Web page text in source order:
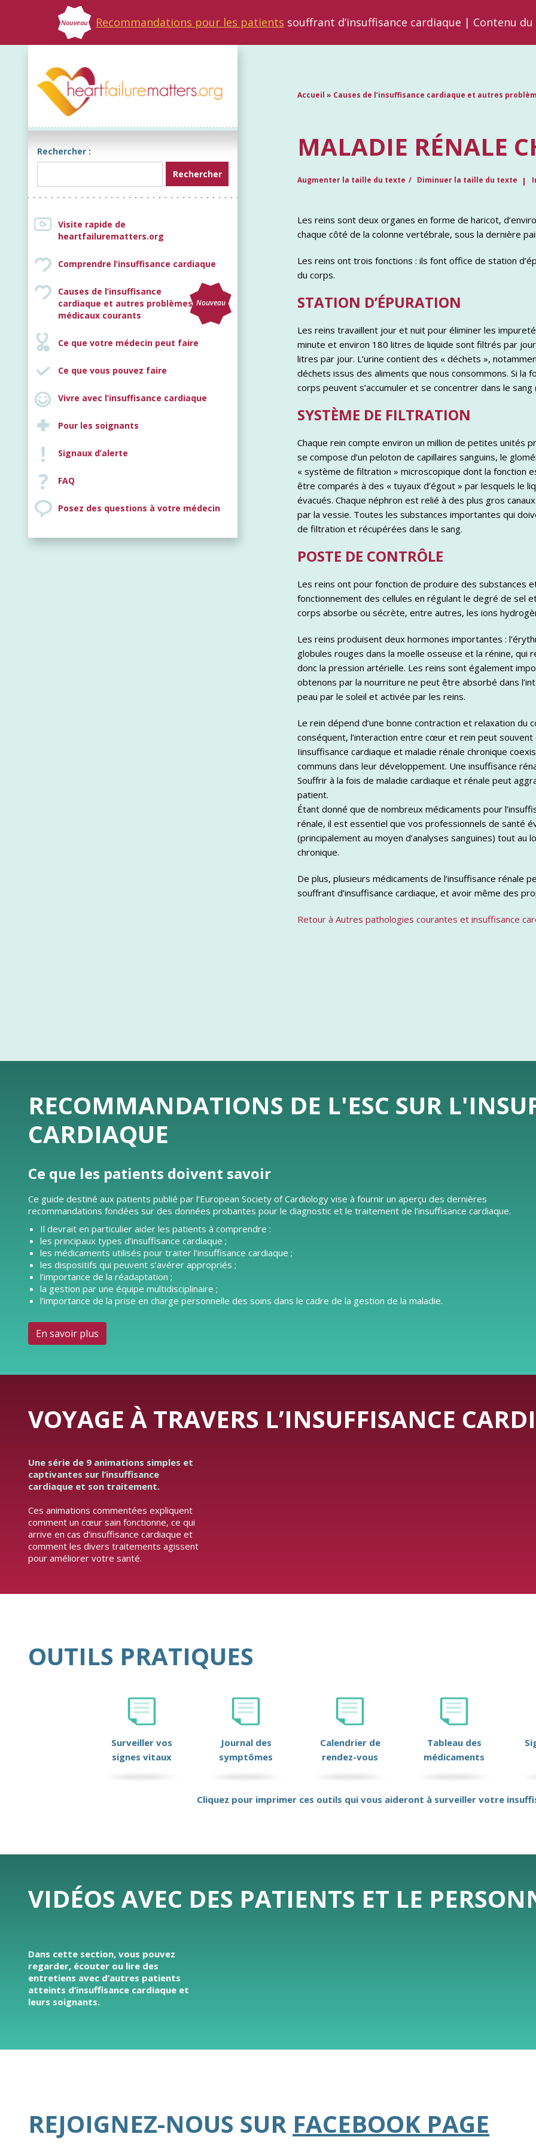
Nouveau Recommandations pour les patients souffrant d’insuffisance cardiaque | Contenu
Rechercher :
Visite rapide de
heartfailurematters.org
Comprendre l’insuffisance cardiaque
Causes de l’insuffisance
cardiaque et autres problèmes
médicaux courants
Nouveau
Ce que votre médecin peut faire
Ce que vous pouvez faire
Vivre avec l’insuffisance cardiaque
Pour les soignants
Signaux d’alerte
FAQ
Posez des questions à votre médecin
Accueil » Causes de l’insuffisance cardiaque et autres
MALADIE RÉNALE
Augmenter la taille du texte Diminuer la taille du texte
Les reins sont deux organes en forme de haricot,
chaque côté de la colonne vertébrale, sous la dernière
Les reins ont trois fonctions : ils font office de station
du corps.
STATION D’ÉPURATION
Les reins travaillent jour et nuit pour éliminer les
minute et environ 180 litres de liquide sont filtrés par
litres par jour. L’urine contient des « déchets »,
déchets issus des aliments que nous consommons. Si
corps peuvent s’accumuler et se concentrer dans le sang
SYSTÈME DE FILTRATION
Chaque rein compte environ un million de petites unités
se compose d’un peloton de capillaires sanguins, le
« système de filtration » microscopique dont la fonction
être comparés à des « tuyaux d’égout » par lesquels le
évacués. Chaque néphron est relié à des plus gros
par la vessie. Toutes les substances importantes qui
de filtration et récupérées dans le sang.
POSTE DE CONTRÔLE
Les reins ont pour fonction de produire des substances
fonctionnement des cellules en régulant le degré de sel
corps absorbe ou sécrète, entre autres, les ions
Les reins produisent deux hormones importantes :
globules rouges dans la moelle osseuse et la rénine,
donc la pression artérielle. Les reins sont également
obtenons par la nourriture ne peut être absorbé dans
peau par le soleil et activée par les reins.
Le rein dépend d’une bonne contraction et relaxation du
conséquent, l’interaction entre cœur et rein peut
Iinsuffisance cardiaque et maladie rénale chronique
communs dans leur développement. Une insuffisance
Souffrir à la fois de maladie cardiaque et rénale peut
patient.
Étant donné que de nombreux médicaments pour
rénale, il est essentiel que vos professionnels de santé
(principalement au moyen d’analyses sanguines) tout au
chronique.
De plus, plusieurs médicaments de l’insuffisance rénale
souffrant d’insuffisance cardiaque, et avoir même des
Retour à Autres pathologies courantes et insuffisance
RECOMMANDATIONS DE L'ESC SUR
CARDIAQUE
Ce que les patients doivent savoir
Ce guide destiné aux patients publié par l’European Society of Cardiology vise à fournir un aperçu des dernières
recommandations fondées sur des données probantes pour le diagnostic et le traitement de l’insuffisance cardiaque.
Il devrait en particulier aider les patients à comprendre :
les principaux types d’insuffisance cardiaque ;
les médicaments utilisés pour traiter l’insuffisance cardiaque ;
les dispositifs qui peuvent s’avérer appropriés ;
l’importance de la réadaptation ;
la gestion par une équipe multidisciplinaire ;
l’importance de la prise en charge personnelle des soins dans le cadre de la gestion de la maladie.
En savoir plus
VOYAGE À TRAVERS L’INSUFFISANCE
Une série de 9 animations simples et
captivantes sur l’insuffisance
cardiaque et son traitement.
Ces animations commentées expliquent
comment un cœur sain fonctionne, ce qui
arrive en cas d’insuffisance cardiaque et
comment les divers traitements agissent
pour améliorer votre santé.
OUTILS PRATIQUES
Surveiller vos
signes vitaux
Journal des
symptômes
Calendrier de
rendez-vous
Tableau des
médicaments
Cliquez pour imprimer ces outils qui vous aideront à surveiller votre
VIDÉOS AVEC DES PATIENTS ET LE
Dans cette section, vous pouvez
regarder, écouter ou lire des
entretiens avec d’autres patients
atteints d’insuffisance cardiaque et
leurs soignants.
REJOIGNEZ-NOUS SUR FACEBOOK PAGE